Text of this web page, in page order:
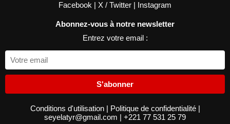
Facebook | X / Twitter | Instagram
Abonnez-vous à notre newsletter
Entrez votre email :
S'abonner
Conditions d'utilisation | Politique de confidentialité |
seyelatyr@gmail.com | +221 77 531 25 79